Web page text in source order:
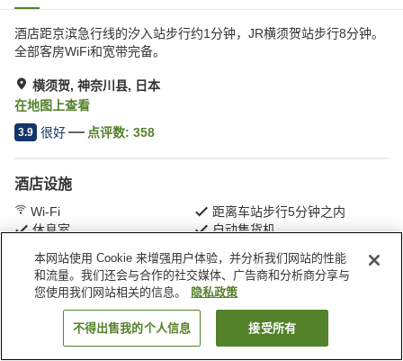
酒店距京滨急行线的汐入站步行约1分钟，JR横须贺站步行8​​分钟。
全部客房WiFi和宽带完备。
横须贺, 神奈川县, 日本
在地图上查看
3.9 很好 点评数: 358
酒店设施
Wi-Fi
距离车站步行5分钟之内
休息室
自动售货机
首页 日本 神奈川县 横须贺 横须贺港酒店
搜索客房
本网站使用 Cookie 来增强用户体验，并分析我们网站的性能
和流量。我们还会与合作的社交媒体、广告商和分析商分享与
您使用我们网站相关的信息。
隐私政策
不得出售我的个人信息 接受所有